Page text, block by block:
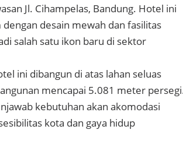
Jl. Cihampelas, Bandung. Hotel ini
desain mewah dan fasilitas
salah satu ikon baru di sektor
ini dibangun di atas lahan seluas
mencapai 5.081 meter
kebutuhan akan akomodasi
kota dan gaya hidup